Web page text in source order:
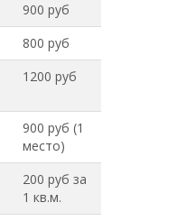
900 руб
800 руб
1200 руб
900 руб (1
место)
200 руб за
1 кв.м.